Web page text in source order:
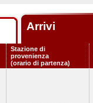
Arrivi
Stazione di
provenienza
(orario di partenza)